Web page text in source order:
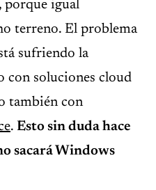
porque igual
terreno. El problema
sufriendo la
con soluciones cloud
también con
. Esto sin duda hace
sacará Windows